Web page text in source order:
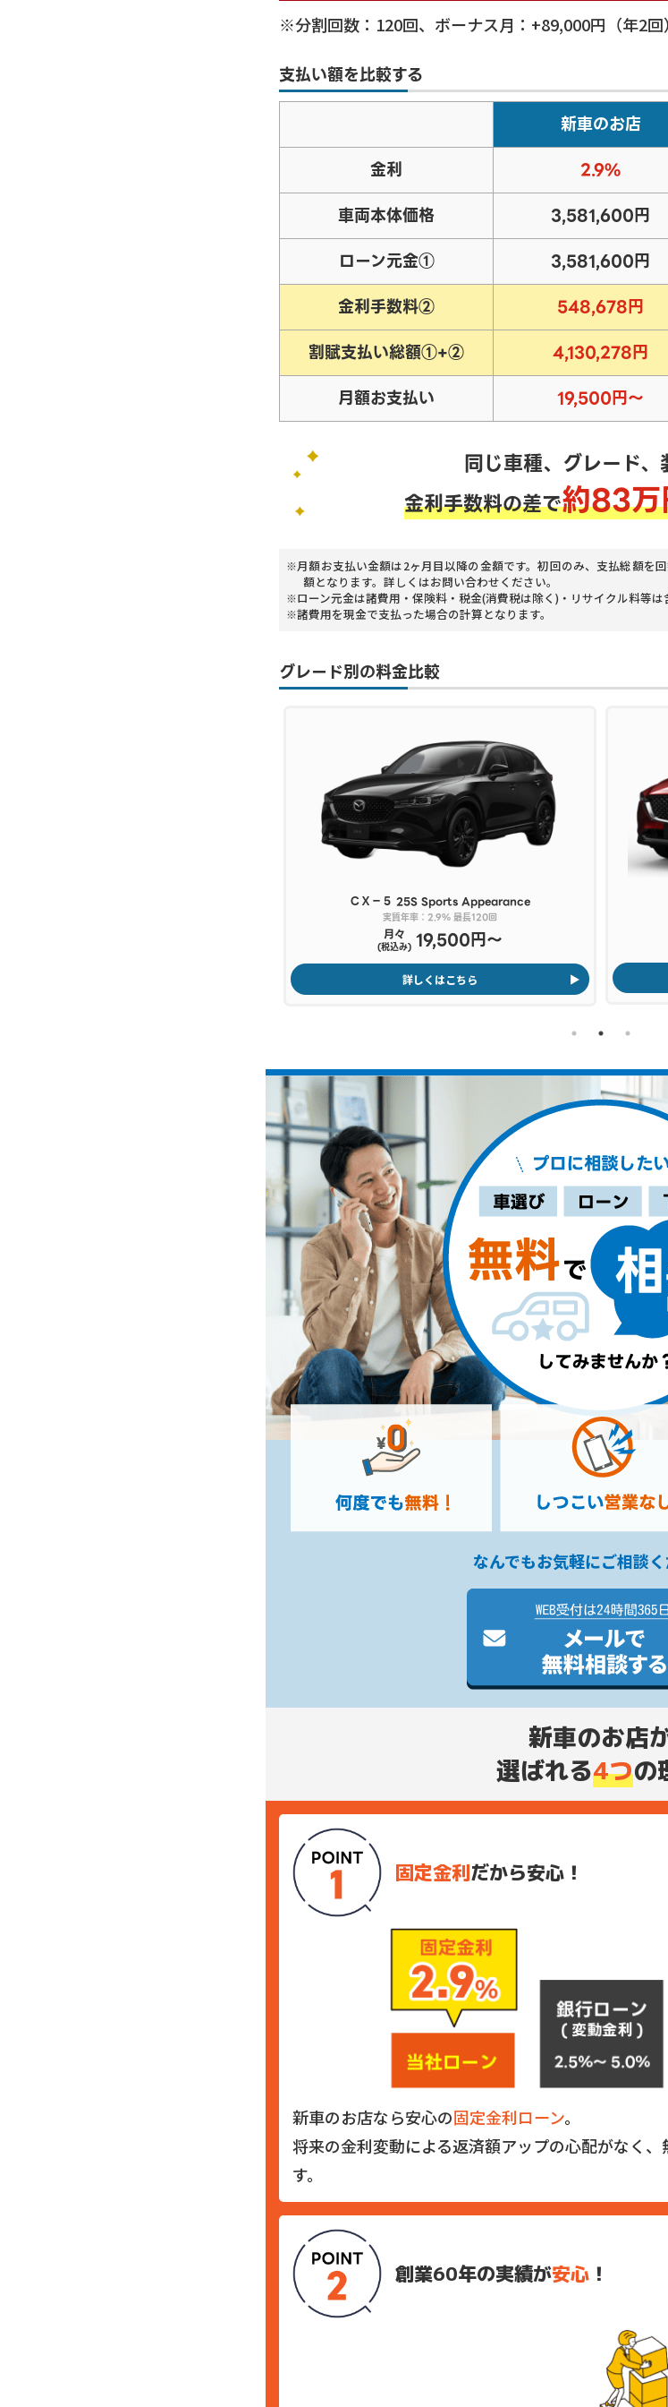
※分割回数： 120回、ボーナス月：+89,000円（年2
支払い額を比較する
新車のお店
金利
2.9%
車両本体価格
3,581,600円
ローン元金①
3,581,600円
金利手数料②
548,678円
割賦支払い総額①+②
4,130,278円
月額お支払い
19,500円～
同じ車種、グレード、
金利手数料の差で約83
月額お支払い金額は2ヶ月目以降の金額です。初回のみ、支払総額を
額となります。詳しくはお問い合わせください。
ローン元金は諸費用・保険料・税金(消費税は除く)・リサイクル料等は
諸費用を現金で支払った場合の計算となります。
グレード別の料金比較
ＣＸ－５ 25S Sports Appearance
実質年率：2.9% 最長120回
月々
(税込み) 19,500円〜
詳しくはこちら
なんでもお気軽にご相談く
新車のお店
選ばれる4つの
固定金利だから安心！
新車のお店なら安心の固定金利ローン。
将来の金利変動による返済額アップの心配がなく
す。
創業60年の実績が安心 ！